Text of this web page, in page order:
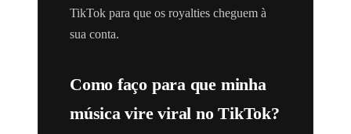
TikTok para que os royalties cheguem à
sua conta.
Como faço para que minha
música vire viral no TikTok?